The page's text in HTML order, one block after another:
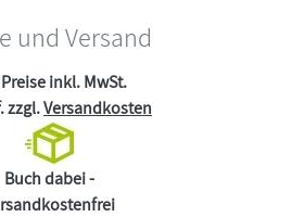
und Versand
inkl. MwSt.
zzgl.Versandkosten
Buch dabei -